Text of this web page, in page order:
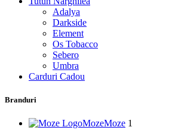
Adalya
Darkside
Element
Os Tobacco
Sebero
Umbra
Carduri Cadou
Branduri
MozeMoze 1